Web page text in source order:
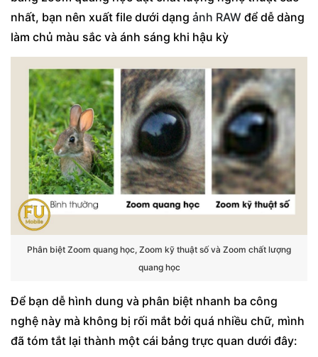
nhất, bạn nên xuất file dưới dạng ảnh RAW để dễ dàng
làm chủ màu sắc và ánh sáng khi hậu kỳ
Phân biệt Zoom quang học, Zoom kỹ thuật số và Zoom chất lượng
quang học
Để bạn dễ hình dung và phân biệt nhanh ba công
nghệ này mà không bị rối mắt bởi quá nhiều chữ, mình
đã tóm tắt lại thành một cái bảng trực quan dưới đây: